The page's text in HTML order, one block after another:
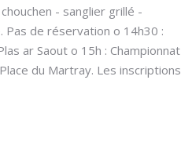
- sanglier grillé -
de réservation o 14h30 :
ar Saout o 15h : Championnat
du Martray. Les inscriptions